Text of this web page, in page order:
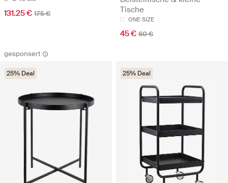
131.25 € 175 €
Tische
ONE SIZE
45 € 60 €
gesponsert
25% Deal 25% Deal